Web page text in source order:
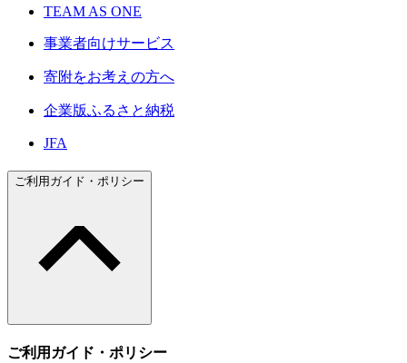
TEAM AS ONE
事業者向けサービス
寄附をお考えの方へ
企業版ふるさと納税
JFA
ご利用ガイド・ポリシー
ご利用ガイド・ポリシー